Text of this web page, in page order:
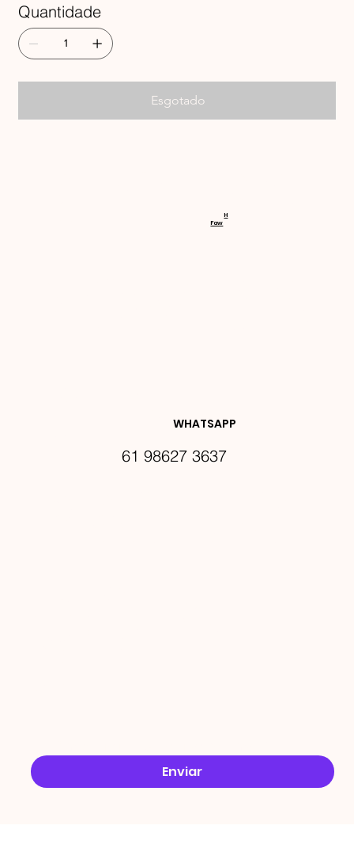
Quantidade
Esgotado
RECEBA
DES E
Enviar
WHATSAPP
61 98627 3637
Faw
H